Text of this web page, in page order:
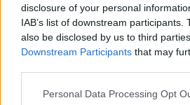
disclosure of your personal
IAB’s list of downstream participants.
also be disclosed by us to third
Downstream Participants that may
Please note that this website/app
Personal Data Processing Opt
Τάε κβον ντο
Τζούντο
Πινγκ - πονγκ
Νίκος Παπαδογιάννης
Γιώργος Σακελλαρίου
Γιάννης Σερέτης
Σταύρος Σουντουλίδης
Δημήτρης Τομαράς
GAZZ FLOOR BY NOVIBET
POLE POSITION BY ALLWYN
OLD SCHOOL
ΑΕΚ
Ολυμπιακός
ΠΑΟΚ
PODCASTS
ΣΠΛΙΤ
GAZZETTA ACTS
Gazzetta For Her
Θέμα Ισότητας
GAZZETTA SPECIALS
Unique
Ολοκληρωση κανονικης
Φεν
% Εντός Πεδιάς